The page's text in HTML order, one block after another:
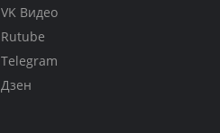
VK Видео
Rutube
Telegram
Дзен